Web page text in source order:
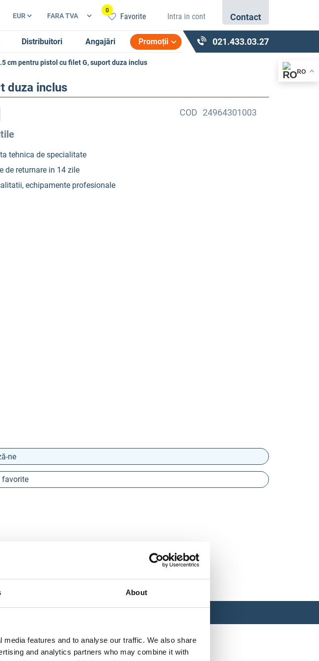
About
features and to analyse our traffic. We also share
and analytics partners who may combine it with
Favorite
0
Intra in cont Contact
Distribuitori Angajări Promoții 021.433.03.27
cm pentru pistol cu filet G, suport duza inclus
duza inclus
tehnica de specialitate
de returnare in 14 zile
echipamente profesionale
COD 24964301003
ne
favorite
RO